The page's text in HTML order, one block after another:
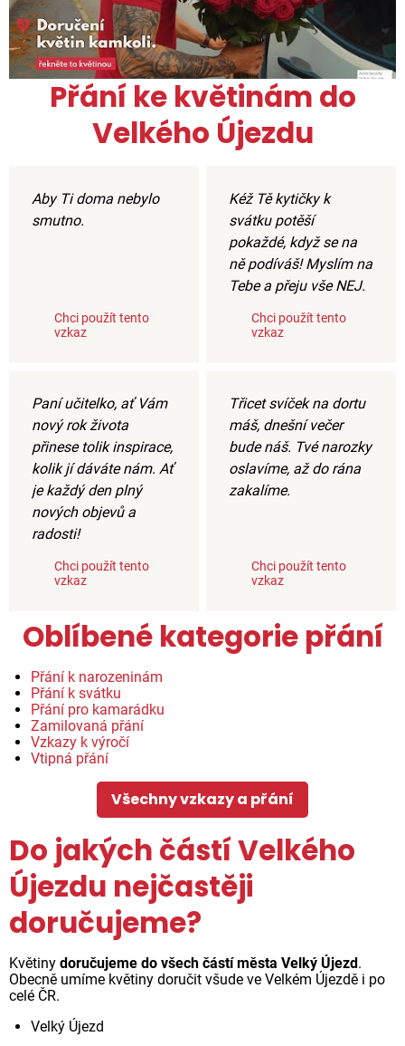
Přání ke květinám do
Velkého Újezdu
Aby Ti doma nebylo
smutno.
Chci použít tento
vzkaz
Kéž Tě kytičky k
svátku potěší
pokaždé, když se na
ně podíváš! Myslím na
Tebe a přeju vše NEJ.
Chci použít tento
vzkaz
Paní učitelko, ať Vám
nový rok života
přinese tolik inspirace,
kolik jí dáváte nám. Ať
je každý den plný
nových objevů a
radosti!
Chci použít tento
vzkaz
Třicet svíček na dortu
máš, dnešní večer
bude náš. Tvé narozky
oslavíme, až do rána
zakalíme.
Chci použít tento
vzkaz
Oblíbené kategorie přání
Přání k narozeninám
Přání k svátku
Přání pro kamarádku
Zamilovaná přání
Vzkazy k výročí
Vtipná přání
Všechny vzkazy a přání
Do jakých částí Velkého
Újezdu nejčastěji
doručujeme?
Květiny doručujeme do všech částí města Velký Újezd.
Obecně umíme květiny doručit všude ve Velkém Újezdě i po
celé ČR.
Velký Újezd